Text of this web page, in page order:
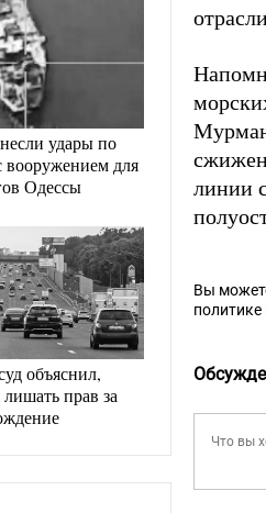
удары по
вооружением для
Одессы
объяснил,
лишать прав за
линии
Вы